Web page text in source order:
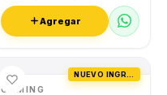
Agregar
GAMING